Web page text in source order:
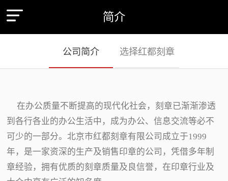
简介
公司简介 选择红都刻章
在办公质量不断提高的现代化社会，刻章已渐渐渗透
到各行各业的办公生活中，成为办公、信息交流等必不
可少的一部分。北京市红都刻章有限公司成立于1999
年，是一家资深的生产及销售印章的公司，凭借多年制
章经验，拥有优质的刻章质量及良信誉，在印章行业及